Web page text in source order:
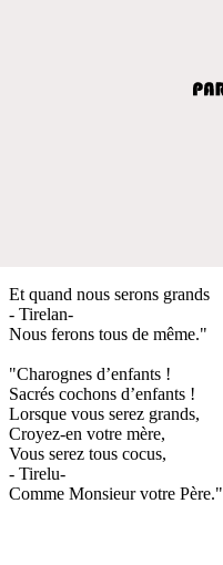
Et quand nous serons grands
- Tirelan-
Nous ferons tous de même."
"Charognes d’enfants !
Sacrés cochons d’enfants !
Lorsque vous serez grands,
Croyez-en votre mère,
Vous serez tous cocus,
- Tirelu-
Comme Monsieur votre Père."